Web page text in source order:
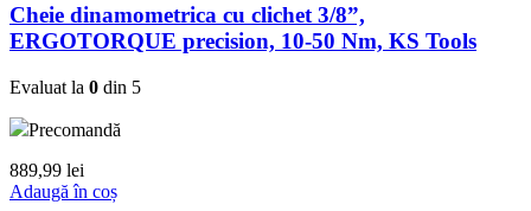
Cheie dinamometrica cu clichet 3/8”,
ERGOTORQUE precision, 10-50 Nm, KS Tools
Evaluat la 0 din 5
Precomandă
889,99 lei
Adaugă în coș